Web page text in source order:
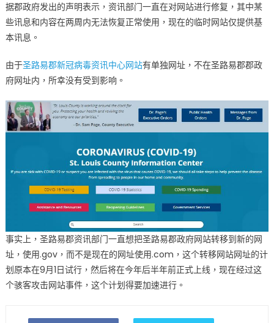
据郡政府发出的声明表示，资讯部门一直在对网站进行修复，其中某
些讯息和内容在两周内无法恢复正常使用，现在的临时网站仅提供基
本讯息。
由于圣路易郡新冠病毒资讯中心网站有单独网址，不在圣路易郡郡政
府网址内，所幸没有受到影响。
事实上，圣路易郡资讯部门一直想把圣路易郡政府网站转移到新的网
址，使用.gov，而不是现在的网址使用.com，这个转移网站网址的计
划原本在9月1日试行，然后将在今年后半年前正式上线，现在经过这
个骇客攻击网站事件，这个计划得要加速进行。